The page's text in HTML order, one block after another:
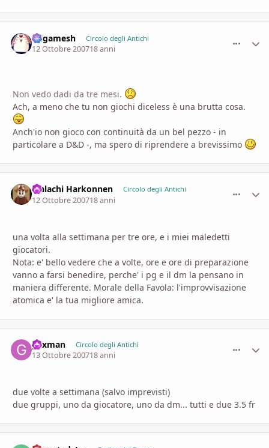
Gilgamesh Circolo degli Antichi
12 Ottobre 200718 anni
Non vedo dadi da tre mesi.
Ach, a meno che tu non giochi diceless è una brutta cosa.
Anch'io non gioco con continuità da un bel pezzo - in
particolare a D&D -, ma spero di riprendere a brevissimo
Malachi Harkonnen Circolo degli Antichi
12 Ottobre 200718 anni
una volta alla settimana per tre ore, e i miei maledetti
giocatori.
Nota: e' bello vedere che a volte, ore e ore di preparazione
vanno a farsi benedire, perche' i pg e il dm la pensano in
maniera differente. Morale della Favola: l'improvvisazione
atomica e' la tua migliore amica.
gexman Circolo degli Antichi
13 Ottobre 200718 anni
due volte a settimana (salvo imprevisti)
due gruppi, uno da giocatore, uno da dm... tutti e due 3.5 fr